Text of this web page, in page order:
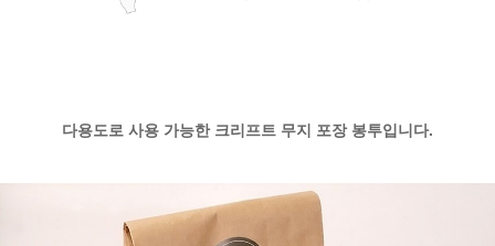
다용도로 사용 가능한 크리프트 무지 포장 봉투입니다.